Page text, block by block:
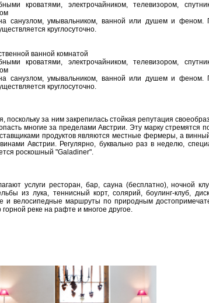
кроватями, электрочайником, телевизором,
санузлом, умывальником, ванной или душем и феном.
круглосуточно.
ванной комнатой
кроватями, электрочайником, телевизором,
санузлом, умывальником, ванной или душем и феном.
круглосуточно.
поскольку за ним закрепилась стойкая репутация
многие за пределами Австрии. Эту марку стремятся
продуктов являются местные фермеры, а
Австрии. Регулярно, буквально раз в неделю,
роскошный "Galadiner".
услуги ресторан, бар, сауна (бесплатно), ночной
из лука, теннисный корт, солярий, боулинг-клуб,
и велосипедные маршруты по природным
реке на рафте и многое другое.